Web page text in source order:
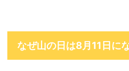
なぜ山の日は8月11日に